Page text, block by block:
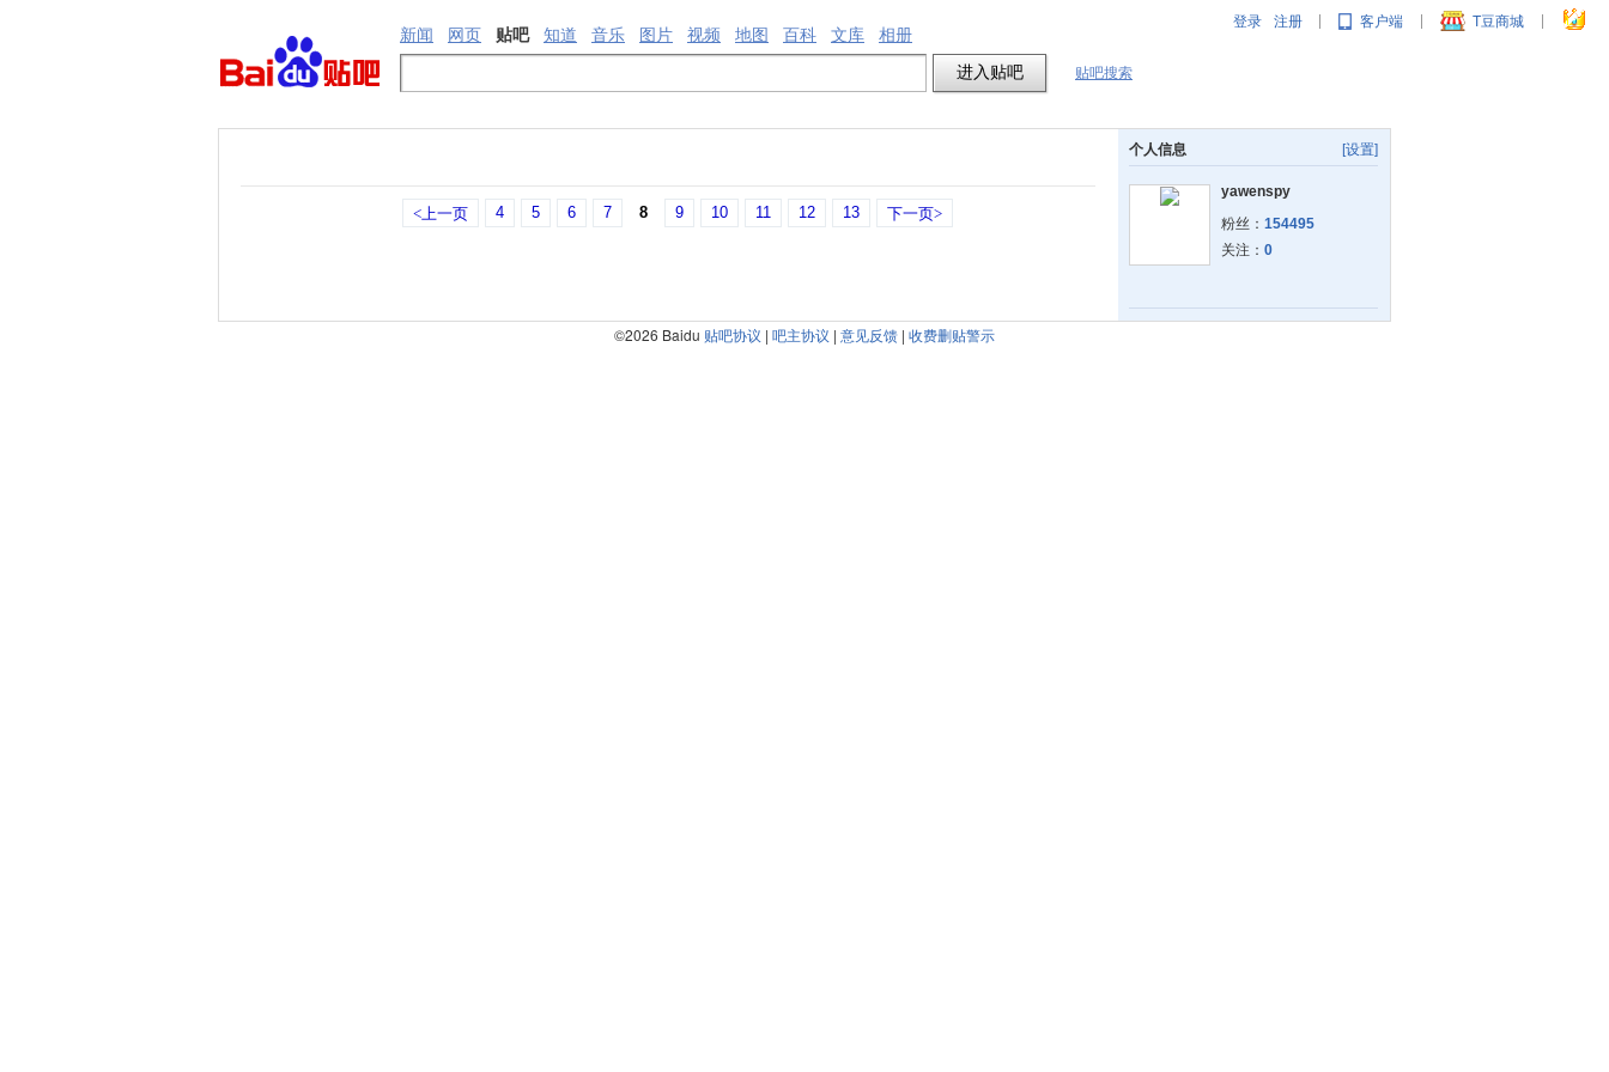
登录 注册 | 客户端 | T豆商城 |
新闻 网页 贴吧 知道 音乐 图片 视频 地图 百科 文库 相册
贴吧搜索
<上一页 4 5 6 7 8 9 10 11 12 13 下一页>
[设置]
个人信息
yawenspy
粉丝： 154495
关注： 0
©2026 Baidu 贴吧协议 | 吧主协议 | 意见反馈 | 收费删贴警示